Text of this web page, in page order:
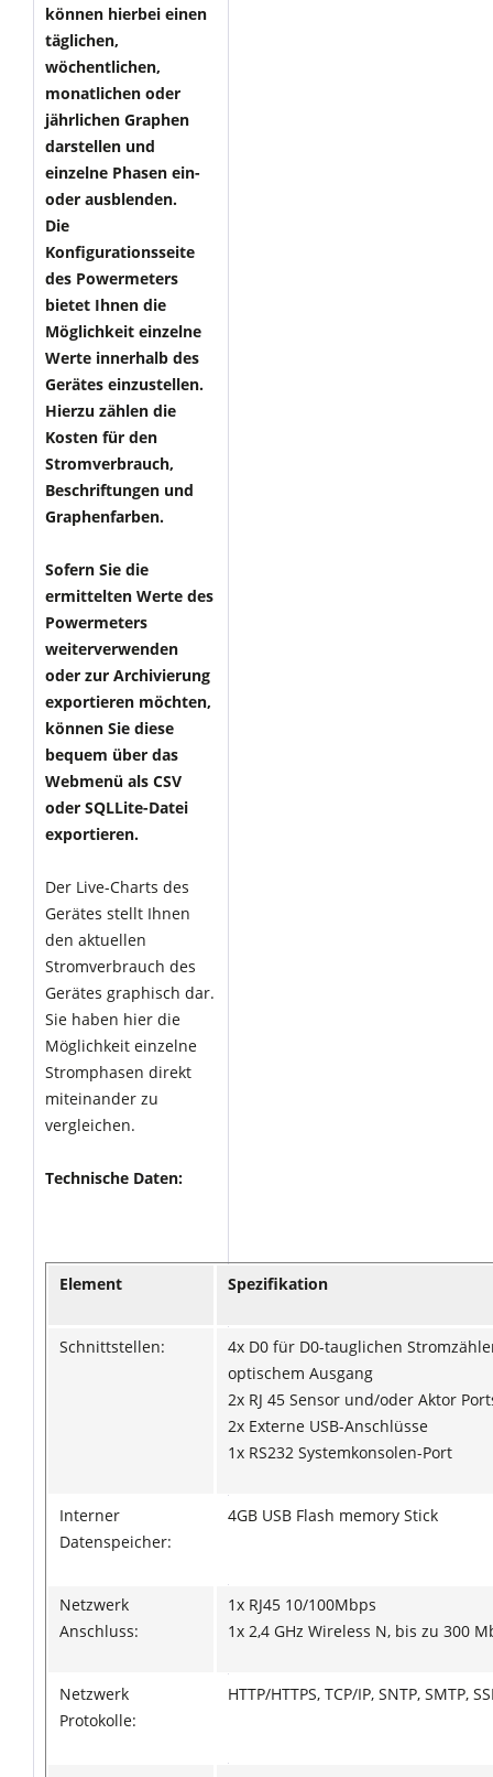
können hierbei einen
täglichen,
wöchentlichen,
monatlichen oder
jährlichen Graphen
darstellen und
einzelne Phasen ein-
oder ausblenden.
Die
Konfigurationsseite
des Powermeters
bietet Ihnen die
Möglichkeit einzelne
Werte innerhalb des
Gerätes einzustellen.
Hierzu zählen die
Kosten für den
Stromverbrauch,
Beschriftungen und
Graphenfarben.
Sofern Sie die
ermittelten Werte des
Powermeters
weiterverwenden
oder zur Archivierung
exportieren möchten,
können Sie diese
bequem über das
Webmenü als CSV
oder SQLLite-Datei
exportieren.
Der Live-Charts des
Gerätes stellt Ihnen
den aktuellen
Stromverbrauch des
Gerätes graphisch dar.
Sie haben hier die
Möglichkeit einzelne
Stromphasen direkt
miteinander zu
vergleichen.
Technische Daten:
Element Spezifikation
Schnittstellen:
4x D0 für D0-tauglichen
optischem Ausgang
2x RJ 45 Sensor und/oder Aktor
2x Externe USB-Anschlüsse
1x RS232 Systemkonsolen-Port
Interner
Datenspeicher:
4GB USB Flash memory Stick
Netzwerk
Anschluss:
1x RJ45 10/100Mbps
1x 2,4 GHz Wireless N, bis zu 300
Netzwerk
Protokolle:
HTTP/HTTPS, TCP/IP, SNTP, SMTP,